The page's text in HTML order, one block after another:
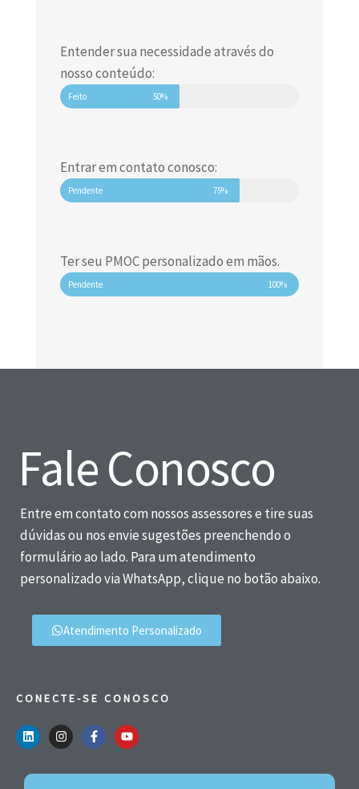
Entender sua necessidade através do
nosso conteúdo:
Feito 50%
Entrar em contato conosco:
Pendente 75%
Ter seu PMOC personalizado em mãos.
Pendente 100%
Fale Conosco
Entre em contato com nossos assessores e tire suas
dúvidas ou nos envie sugestões preenchendo o
formulário ao lado. Para um atendimento
personalizado via WhatsApp, clique no botão abaixo.
Atendimento Personalizado
CONECTE-SE CONOSCO